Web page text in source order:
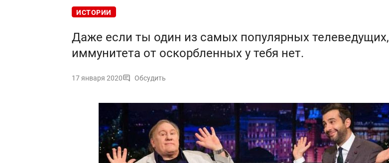
ИСТОРИИ
Даже если ты один из самых популярных телеведущих,
иммунитета от оскорбленных у тебя нет.
17 января 2020 Обсудить